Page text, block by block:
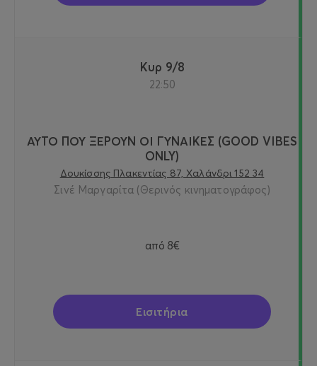
Κυρ 9/8
22:50
ΑΥΤΟ ΠΟΥ ΞΕΡΟΥΝ ΟΙ ΓΥΝΑΙΚΕΣ (GOOD VIBES
ONLY)
Δουκίσσης Πλακεντίας 87, Χαλάνδρι 152 34
Σινέ Μαργαρίτα (Θερινός κινηματογράφος)
από 8€
Εισιτήρια